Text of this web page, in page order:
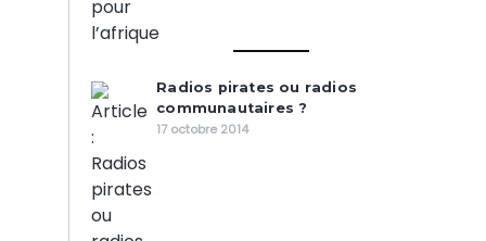
Radios pirates ou radios
communautaires ?
17 octobre 2014